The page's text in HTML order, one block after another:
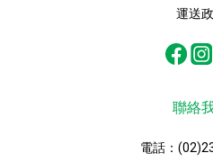
運送
聯絡
電話：